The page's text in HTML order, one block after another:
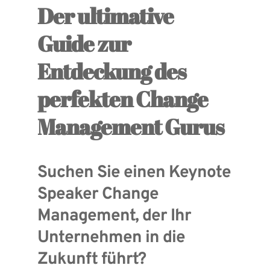
Der ultimative
Guide zur
Entdeckung des
perfekten Change
Management Gurus
Suchen Sie einen Keynote
Speaker Change
Management, der Ihr
Unternehmen in die
Zukunft führt?